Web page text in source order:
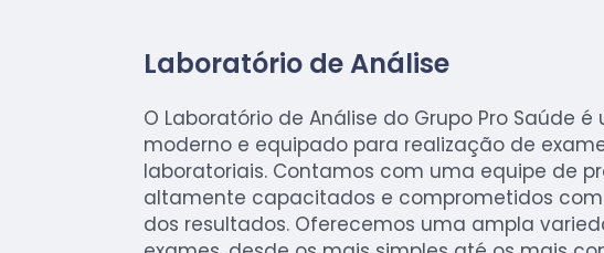
Laboratório de Análise
O Laboratório de Análise do Grupo Pro Saúde
moderno e equipado para realização de
laboratoriais. Contamos com uma equipe de
altamente capacitados e comprometidos
dos resultados. Oferecemos uma ampla